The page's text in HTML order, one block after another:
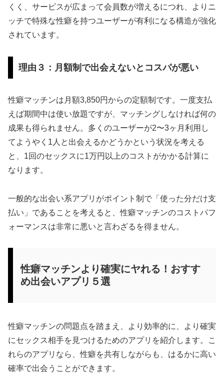
くく、サービスが広まって会員数が増えるにつれ、よりニ
ッチで特殊な性癖を持つユーザーが有利になる構造が強化
されています。
理由３：月額制で出会えないとコスパが悪い
性癖マッチンは月額3,850円からの定額制です。一度支払
えば期間中は使い放題ですが、マッチングしなければ何の
成果も得られません。多くのユーザーが2〜3ヶ月利用し
てようやく1人と出会えるかどうかという状況を考える
と、1回のセックスに1万円以上のコストがかかる計算に
なります。
一般的な出会い系アプリがポイント制で「使った分だけ支
払い」であることを考えると、性癖マッチンのコストパフ
ォーマンスは非常に悪いと言わざるを得ません。
性癖マッチンより確実にヤれる！おすす
め出会いアプリ５選
性癖マッチンの問題点を踏まえ、より効率的に、より確実
にセックス相手を見つけるためのアプリを紹介します。こ
れらのアプリなら、性癖を共有しながらも、はるかに高い
確率で出会うことができます。